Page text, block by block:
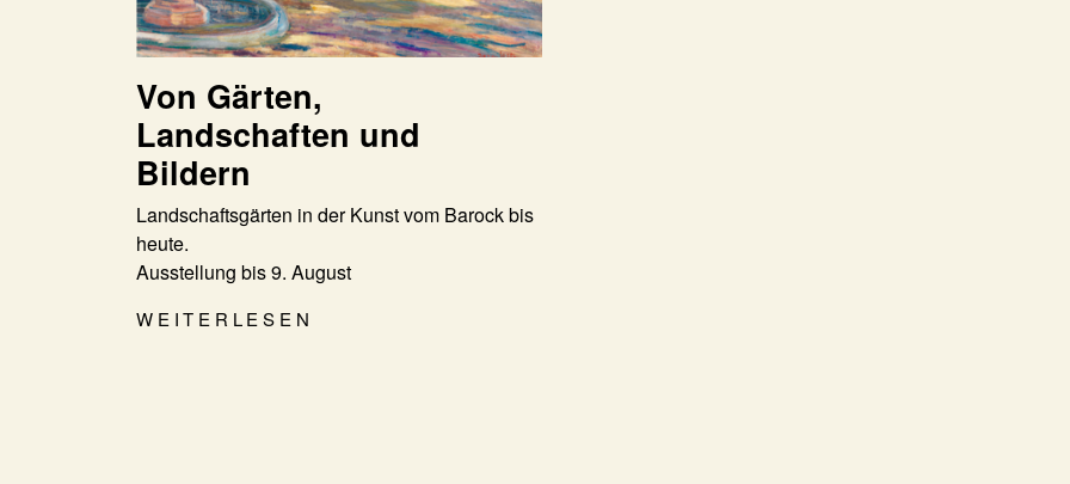
Von Gärten,
Landschaften und
Bildern
Landschaftsgärten in der Kunst vom Barock bis
heute.
Ausstellung bis 9. August
WEITERLESEN